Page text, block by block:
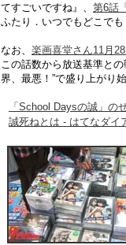
てすごいですね』、 第6話
ふたり．いつでもどこで
なお、 楽画喜堂さん11月
この話数から放送基準と
界、最悪！”で盛り上がり
「School Daysの誠」の
誠死ねとは - はてなダイ